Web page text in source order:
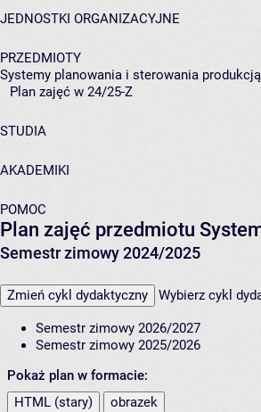
JEDNOSTKI ORGANIZACYJNE
PRZEDMIOTY
Systemy planowania i sterowania produkcją
Plan zajęć w 24/25-Z
STUDIA
AKADEMIKI
POMOC
Plan zajęć przedmiotu
Semestr zimowy 2024/2025
Zmień cykl dydaktyczny Wybierz cykl
Semestr zimowy 2026/2027
Semestr zimowy 2025/2026
Pokaż plan w formacie:
HTML (stary)
obrazek